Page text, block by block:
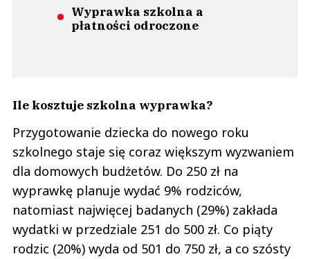
Wyprawka szkolna a
płatności odroczone
Ile kosztuje szkolna wyprawka?
Przygotowanie dziecka do nowego roku
szkolnego staje się coraz większym wyzwaniem
dla domowych budżetów. Do 250 zł na
wyprawkę planuje wydać 9% rodziców,
natomiast najwięcej badanych (29%) zakłada
wydatki w przedziale 251 do 500 zł. Co piąty
rodzic (20%) wyda od 501 do 750 zł, a co szósty